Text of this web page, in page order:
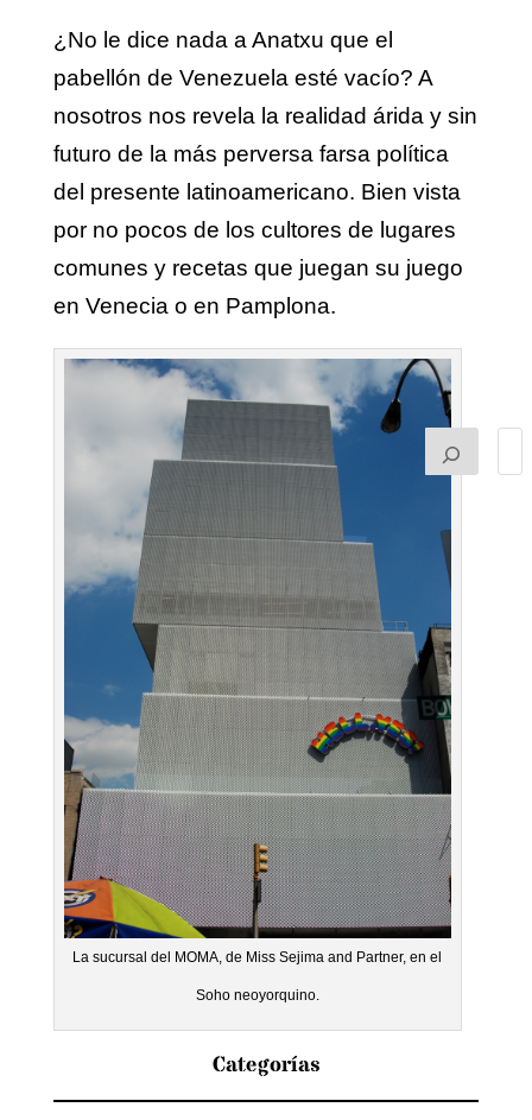
¿No le dice nada a Anatxu que el
pabellón de Venezuela esté vacío? A
nosotros nos revela la realidad árida y sin
futuro de la más perversa farsa política
del presente latinoamericano. Bien vista
por no pocos de los cultores de lugares
comunes y recetas que juegan su juego
en Venecia o en Pamplona.
La sucursal del MOMA, de Miss Sejima and Partner, en el
Soho neoyorquino.
Categorías